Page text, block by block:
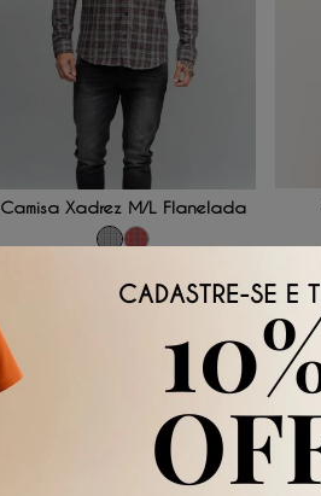
ADICIONAR AO CARRINHO
Camisa Xadrez M/L Flanelada
☆☆☆
08
R$